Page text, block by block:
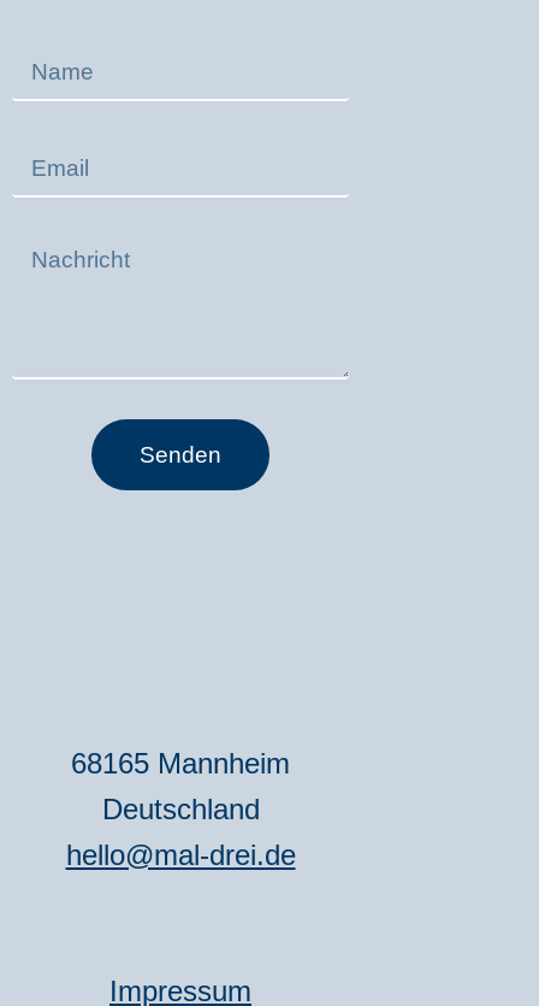
Senden
68165 Mannheim
Deutschland
hello@mal-drei.de
Impressum